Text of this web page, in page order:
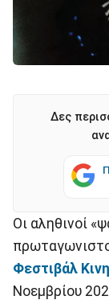
Δες
Οι αληθινοί
Φεστιβάλ
Νοεμβρίου